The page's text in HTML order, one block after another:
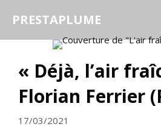
PRESTAPLUME
« Déjà, l’air
Florian Ferrier
17/03/2021